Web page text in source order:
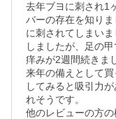
去年ブヨに刺され1
バーの存在を知り
に刺されてしまい
しましたが、足の
痒みが2週間続きま
来年の備えとして
してみると吸引力
れそうです。
他のレビューの方